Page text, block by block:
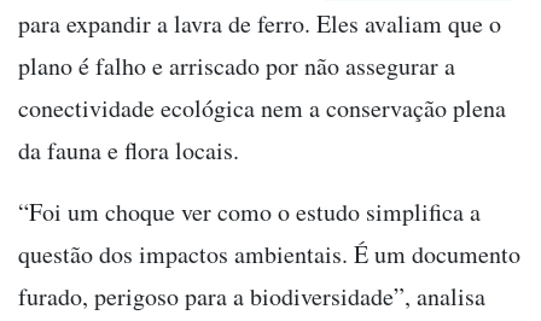
para expandir a lavra de ferro. Eles avaliam que o
plano é falho e arriscado por não assegurar a
conectividade ecológica nem a conservação plena
da fauna e flora locais.
“Foi um choque ver como o estudo simplifica a
questão dos impactos ambientais. É um documento
furado, perigoso para a biodiversidade”, analisa